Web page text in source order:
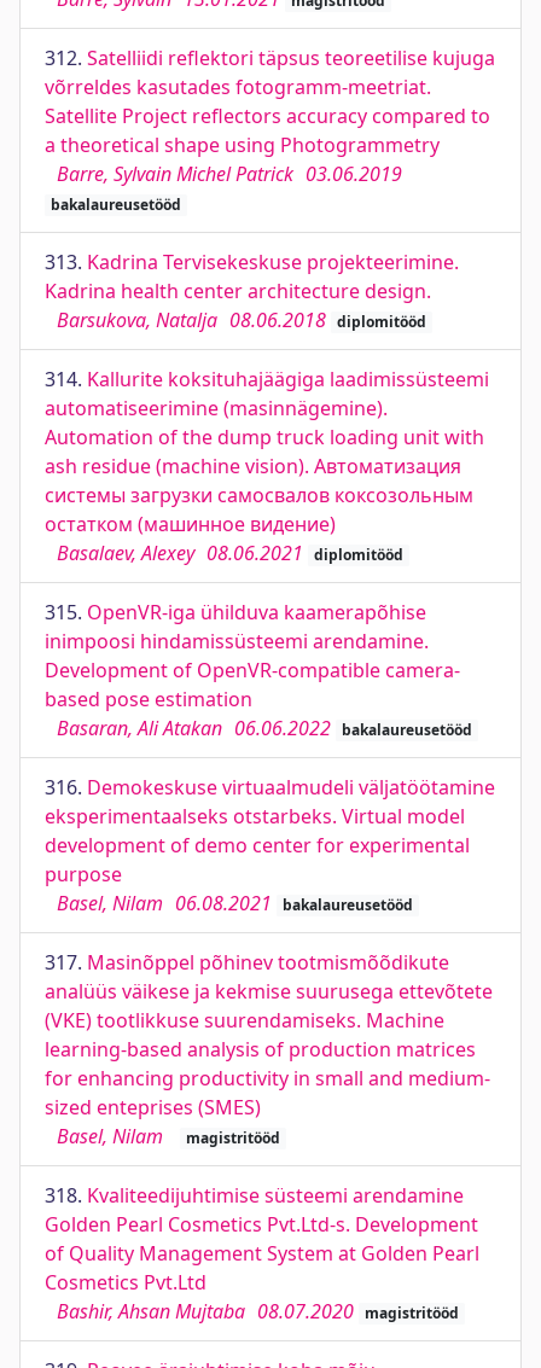
312. Satelliidi reflektori täpsus teoreetilise kujuga
võrreldes kasutades fotogramm-meetriat.
Satellite Project reflectors accuracy compared to
a theoretical shape using Photogrammetry
Barre, Sylvain Michel Patrick 03.06.2019
bakalaureusetööd
313. Kadrina Tervisekeskuse projekteerimine.
Kadrina health center architecture design.
Barsukova, Natalja 08.06.2018 diplomitööd
314. Kallurite koksituhajäägiga laadimissüsteemi
automatiseerimine (masinnägemine).
Automation of the dump truck loading unit with
ash residue (machine vision). Автоматизация
системы загрузки самосвалов коксозольным
остатком (машинное видение)
Basalaev, Alexey 08.06.2021 diplomitööd
315. OpenVR-iga ühilduva kaamerapõhise
inimpoosi hindamissüsteemi arendamine.
Development of OpenVR-compatible camera-
based pose estimation
Basaran, Ali Atakan 06.06.2022 bakalaureusetööd
316. Demokeskuse virtuaalmudeli väljatöötamine
eksperimentaalseks otstarbeks. Virtual model
development of demo center for experimental
purpose
Basel, Nilam 06.08.2021 bakalaureusetööd
317. Masinõppel põhinev tootmismõõdikute
analüüs väikese ja kekmise suurusega ettevõtete
(VKE) tootlikkuse suurendamiseks. Machine
learning-based analysis of production matrices
for enhancing productivity in small and medium-
sized enteprises (SMES)
Basel, Nilam
magistritööd
318. Kvaliteedijuhtimise süsteemi arendamine
Golden Pearl Cosmetics Pvt.Ltd-s. Development
of Quality Management System at Golden Pearl
Cosmetics Pvt.Ltd
Bashir, Ahsan Mujtaba 08.07.2020 magistritööd